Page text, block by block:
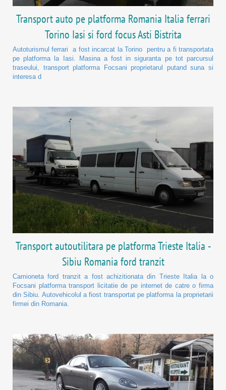
Transport auto pe platforma Romania Italia ferrari
Torino Iasi si ford focus Asti Bistrita
Autoturismul ferrari a fost incarcat la Torino pentru a fi transportata
pe platforma la Iasi. Masina a fost in siguranta pe tot parcursul
traseului, transport platforma Focsani proprietarul putand suna si
interesa d
Transport autoutilitara pe platforma Trieste Italia -
Sibiu Romania ford tranzit
Camioneta ford tranzit a fost achizitionata din Trieste Italia la o
Focsani platforma transport licitatie de pe internet de catre o firma
din Sibiu. Autovehicolul a fiost transportat pe platforma la proprietarii
firmei din Romania.